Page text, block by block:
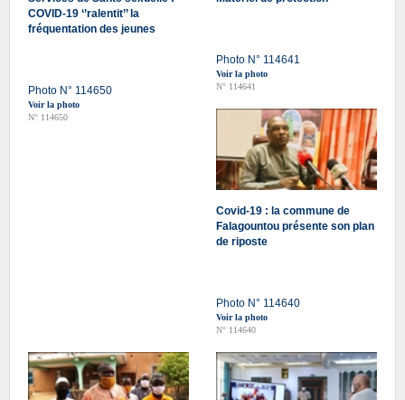
COVID-19 ‘’ralentit’’ la
fréquentation des jeunes
Photo N° 114650
Voir la photo
N° 114650
Photo N° 114641
Voir la photo
N° 114641
Covid-19 : la commune de
Falagountou présente son plan
de riposte
Photo N° 114640
Voir la photo
N° 114640